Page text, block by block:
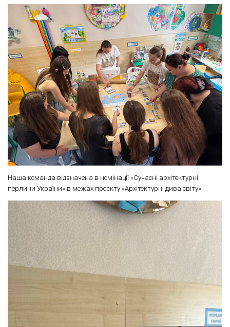
Наша команда відзначена в номінації «Сучасні архітектурні
перлини України» в межах проєкту «Архітектурні дива світу».